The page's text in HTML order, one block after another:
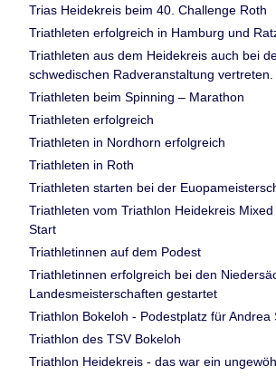
Trias Heidekreis beim 40. Challenge Roth
Triathleten erfolgreich in Hamburg und
Triathleten aus dem Heidekreis auch bei
schwedischen Radveranstaltung vertreten.
Triathleten beim Spinning – Marathon
Triathleten erfolgreich
Triathleten in Nordhorn erfolgreich
Triathleten in Roth
Triathleten starten bei der
Triathleten vom Triathlon Heidekreis
Start
Triathletinnen auf dem Podest
Triathletinnen erfolgreich bei den
Landesmeisterschaften gestartet
Triathlon Bokeloh - Podestplatz für Andrea
Triathlon des TSV Bokeloh
Triathlon Heidekreis - das war ein